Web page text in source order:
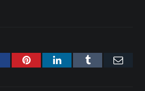
PinterestLinkedInTumblr